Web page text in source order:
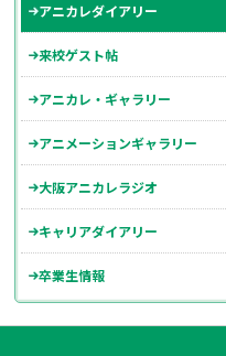
アニカレダイアリー
来校ゲスト帖
アニカレ・ギャラリー
アニメーションギャラリー
大阪アニカレラジオ
キャリアダイアリー
卒業生情報